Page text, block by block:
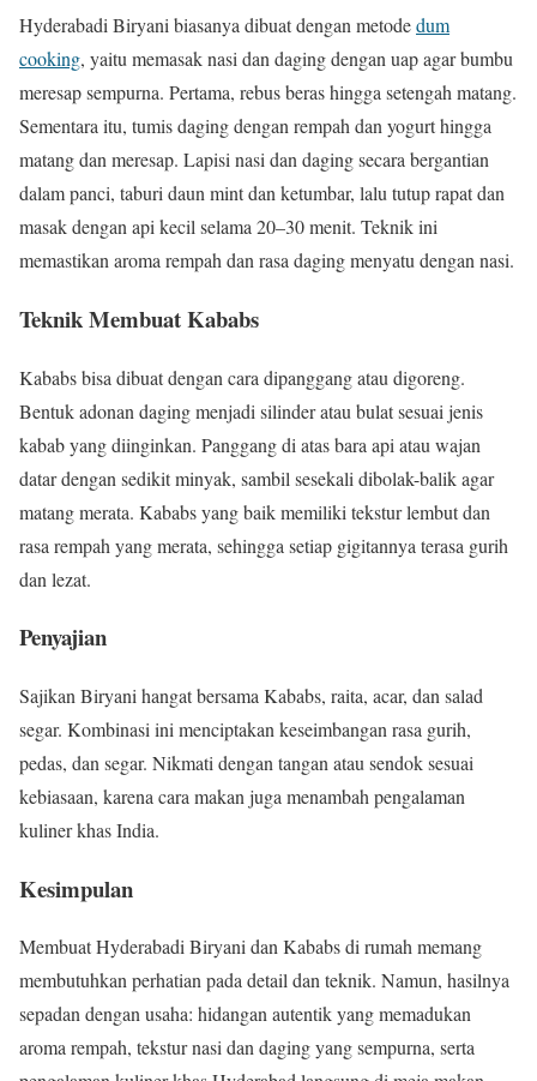
Hyderabadi Biryani biasanya dibuat dengan metodedum
cooking, yaitu memasak nasi dan daging dengan uap agar bumbu
meresap sempurna. Pertama, rebus beras hingga setengah matang.
Sementara itu, tumis daging dengan rempah dan yogurt hingga
matang dan meresap. Lapisi nasi dan daging secara bergantian
dalam panci, taburi daun mint dan ketumbar, lalu tutup rapat dan
masak dengan api kecil selama 20–30 menit. Teknik ini
memastikan aroma rempah dan rasa daging menyatu dengan nasi.
Teknik Membuat Kababs
Kababs bisa dibuat dengan cara dipanggang atau digoreng.
Bentuk adonan daging menjadi silinder atau bulat sesuai jenis
kabab yang diinginkan. Panggang di atas bara api atau wajan
datar dengan sedikit minyak, sambil sesekali dibolak-balik agar
matang merata. Kababs yang baik memiliki tekstur lembut dan
rasa rempah yang merata, sehingga setiap gigitannya terasa gurih
dan lezat.
Penyajian
Sajikan Biryani hangat bersama Kababs, raita, acar, dan salad
segar. Kombinasi ini menciptakan keseimbangan rasa gurih,
pedas, dan segar. Nikmati dengan tangan atau sendok sesuai
kebiasaan, karena cara makan juga menambah pengalaman
kuliner khas India.
Kesimpulan
Membuat Hyderabadi Biryani dan Kababs di rumah memang
membutuhkan perhatian pada detail dan teknik. Namun, hasilnya
sepadan dengan usaha: hidangan autentik yang memadukan
aroma rempah, tekstur nasi dan daging yang sempurna, serta